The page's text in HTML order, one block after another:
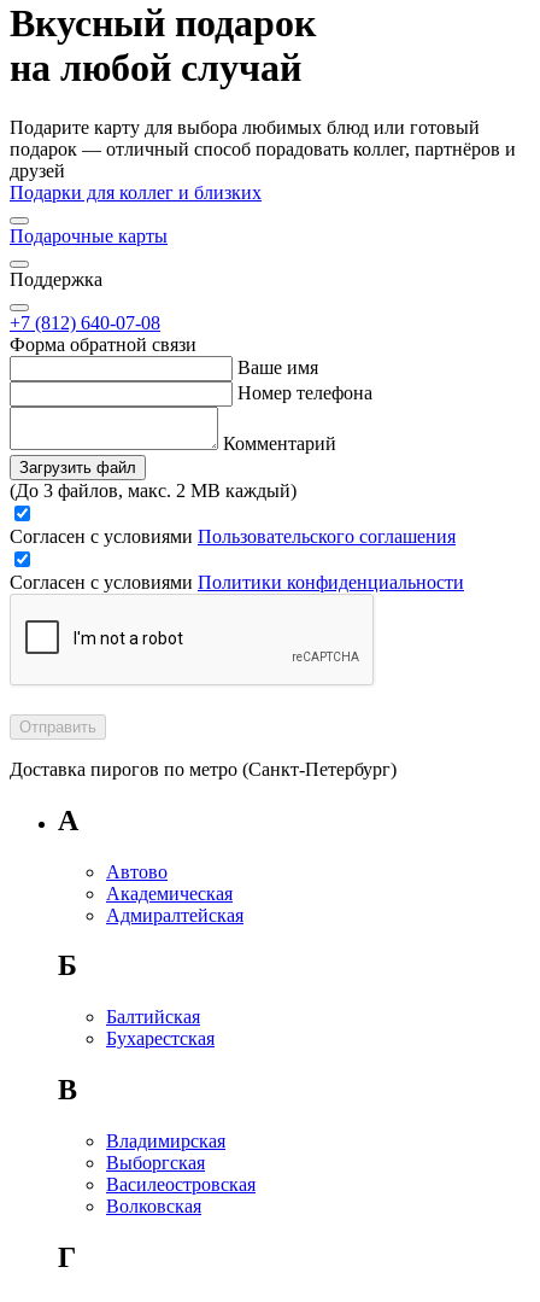
Вкусный подарок
на любой случай
Подарите карту для выбора любимых блюд или готовый
подарок — отличный способ порадовать коллег, партнёров и
друзей
Подарки для коллег и близких
Подарочные карты
Поддержка
+7 (812) 640-07-08
Форма обратной связи
Ваше имя
Номер телефона
Комментарий
Загрузить файл
(До 3 файлов, макс. 2 MB каждый)
Согласен с условиями Пользовательского соглашения
Согласен с условиями Политики конфиденциальности
Отправить
Доставка пирогов по метро (Санкт-Петербург)
А
Автово
Академическая
Адмиралтейская
Б
Балтийская
Бухарестская
В
Владимирская
Выборгская
Василеостровская
Волковская
Г